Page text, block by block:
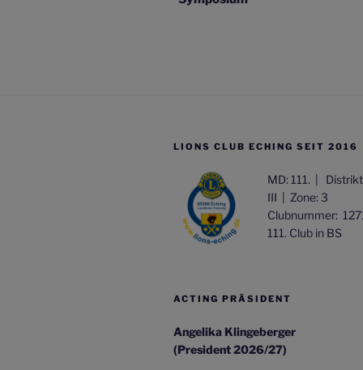
LIONS CLUB ECHING SEIT 2016
MD: 111. |
III | Zone: 3
Clubnummer:
111. Club in BS
ACTING PRÄSIDENT
Angelika Klingeberger
(President 2026/27)